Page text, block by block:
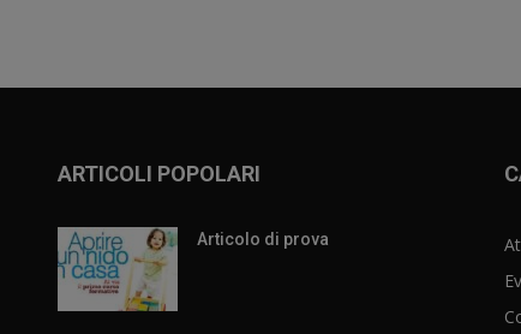
ARTICOLI POPOLARI
Articolo di prova